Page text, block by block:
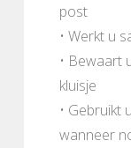
post
• Werkt u
• Bewaart
kluisje
• Gebruikt
wanneer